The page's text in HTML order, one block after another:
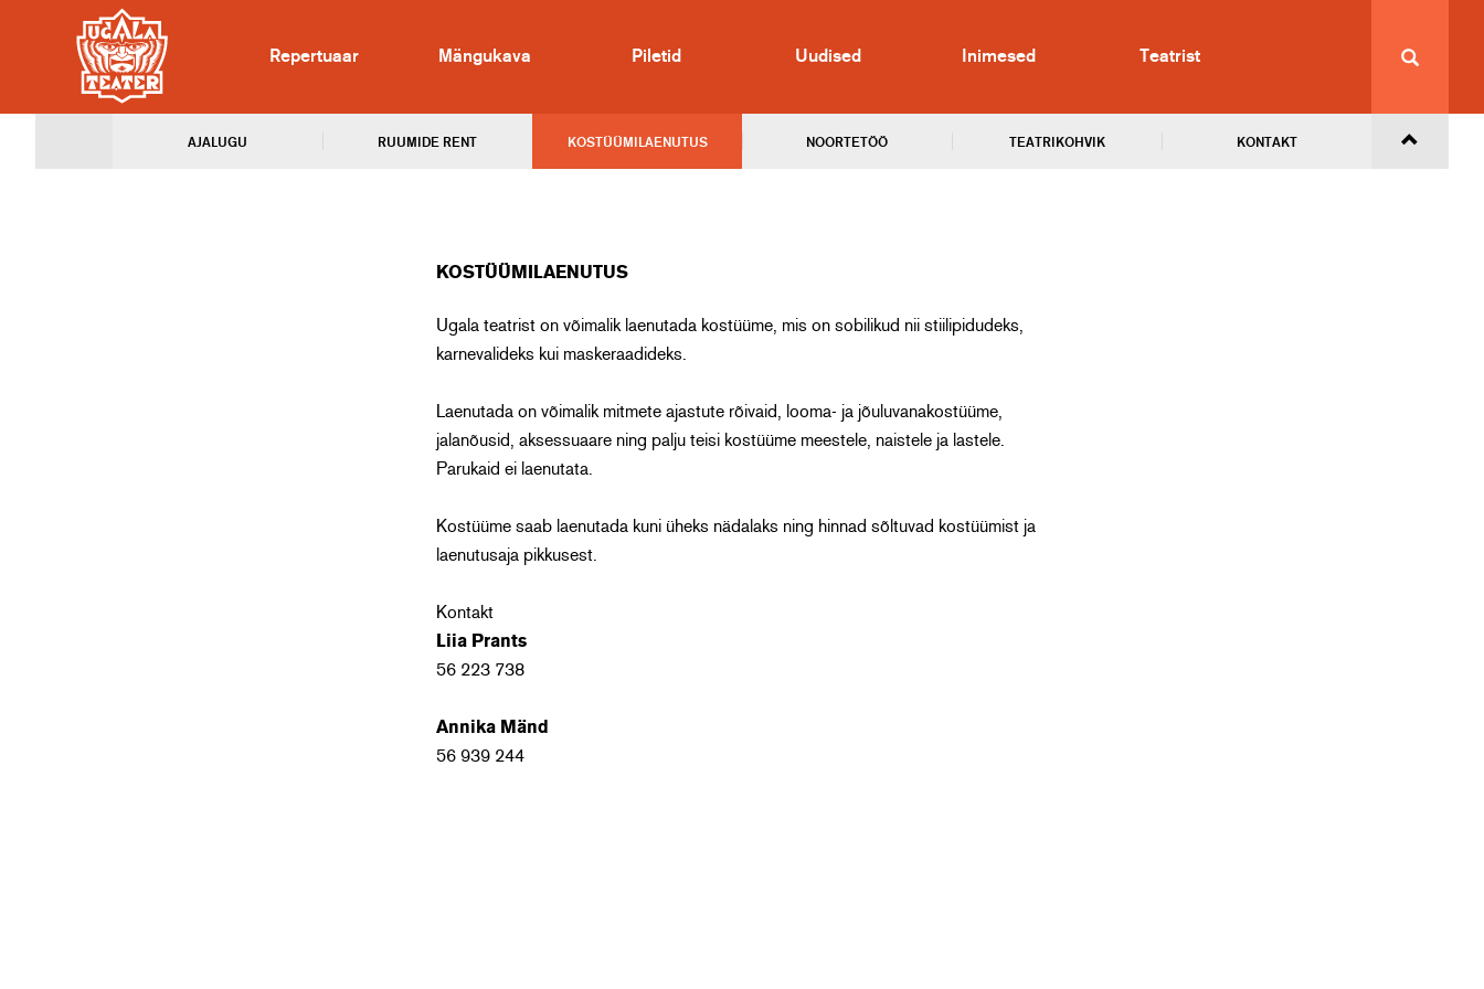
Repertuaar Mängukava Piletid Uudised Inimesed Teatrist
AJALUGU RUUMIDE RENT KOSTÜÜMILAENUTUS NOORTETÖÖ TEATRIKOHVIK KONTAKT
KOSTÜÜMILAENUTUS
Ugala teatrist on võimalik laenutada kostüüme, mis on sobilikud nii stiilipidudeks,
karnevalideks kui maskeraadideks.
Laenutada on võimalik mitmete ajastute rõivaid, looma- ja jõuluvanakostüüme,
jalanõusid, aksessuaare ning palju teisi kostüüme meestele, naistele ja lastele.
Parukaid ei laenutata.
Kostüüme saab laenutada kuni üheks nädalaks ning hinnad sõltuvad kostüümist ja
laenutusaja pikkusest.
Kontakt
Liia Prants
56 223 738
Annika Mänd
56 939 244